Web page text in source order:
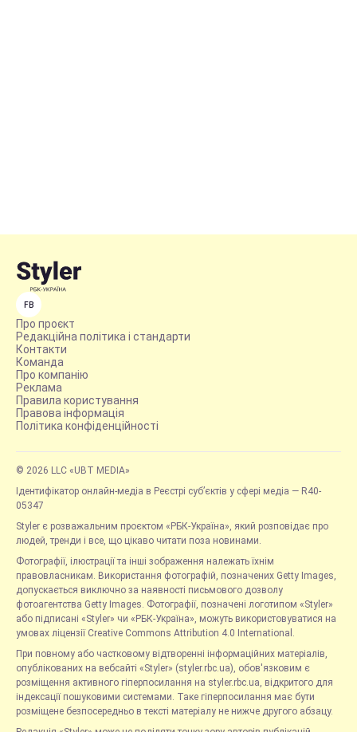
FB
Про проєкт
Редакційна політика і стандарти
Контакти
Команда
Про компанію
Реклама
Правила користування
Правова інформація
Політика конфіденційності
© 2026 LLC «UBT MEDIA»
Ідентифікатор онлайн-медіа в Реєстрі суб’єктів у сфері медіа — R40-
05347
Styler є розважальним проєктом «РБК-Україна», який розповідає про
людей, тренди і все, що цікаво читати поза новинами.
Фотографії, ілюстрації та інші зображення належать їхнім
правовласникам. Використання фотографій, позначених Getty Images,
допускається виключно за наявності письмового дозволу
фотоагентства Getty Images. Фотографії, позначені логотипом «Styler»
або підписані «Styler» чи «РБК-Україна», можуть використовуватися на
умовах ліцензії Creative Commons Attribution 4.0 International.
При повному або частковому відтворенні інформаційних матеріалів,
опублікованих на вебсайті «Styler» (styler.rbc.ua), обов'язковим є
розміщення активного гіперпосилання на styler.rbc.ua, відкритого для
індексації пошуковими системами. Таке гіперпосилання має бути
розміщене безпосередньо в тексті матеріалу не нижче другого абзацу.